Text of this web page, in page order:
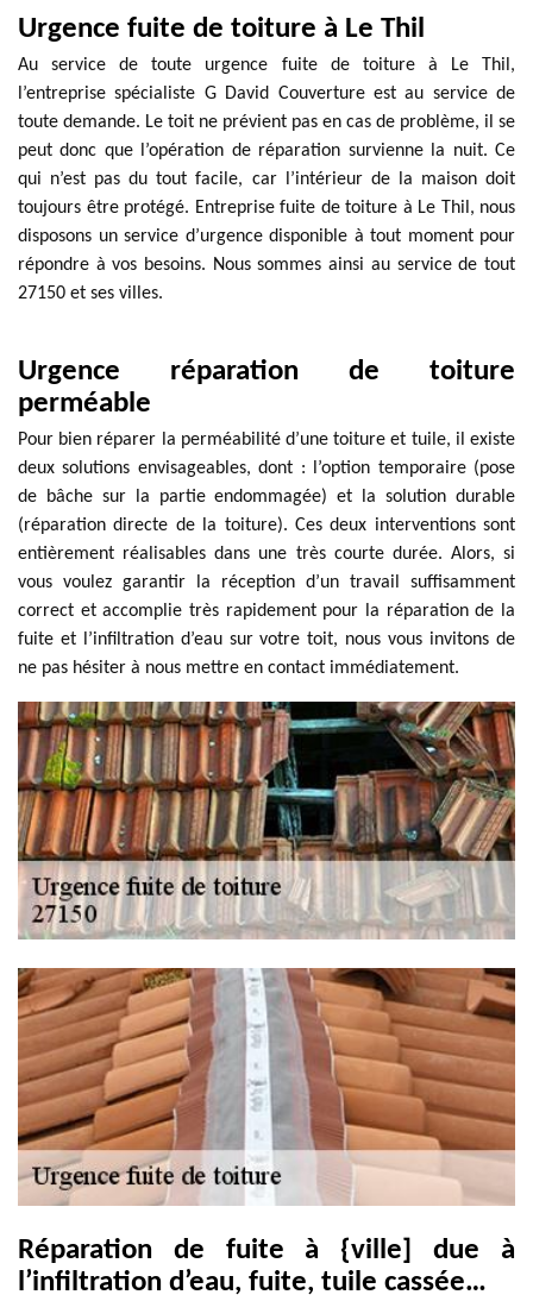
Urgence fuite de toiture à Le Thil
Au service de toute urgence fuite de toiture à Le Thil,
l’entreprise spécialiste G David Couverture est au service de
toute demande. Le toit ne prévient pas en cas de problème, il se
peut donc que l’opération de réparation survienne la nuit. Ce
qui n’est pas du tout facile, car l’intérieur de la maison doit
toujours être protégé. Entreprise fuite de toiture à Le Thil, nous
disposons un service d’urgence disponible à tout moment pour
répondre à vos besoins. Nous sommes ainsi au service de tout
27150 et ses villes.
Urgence réparation de toiture
perméable
Pour bien réparer la perméabilité d’une toiture et tuile, il existe
deux solutions envisageables, dont : l’option temporaire (pose
de bâche sur la partie endommagée) et la solution durable
(réparation directe de la toiture). Ces deux interventions sont
entièrement réalisables dans une très courte durée. Alors, si
vous voulez garantir la réception d’un travail suffisamment
correct et accomplie très rapidement pour la réparation de la
fuite et l’infiltration d’eau sur votre toit, nous vous invitons de
ne pas hésiter à nous mettre en contact immédiatement.
Réparation de fuite à {ville] due à
l’infiltration d’eau, fuite, tuile cassée…